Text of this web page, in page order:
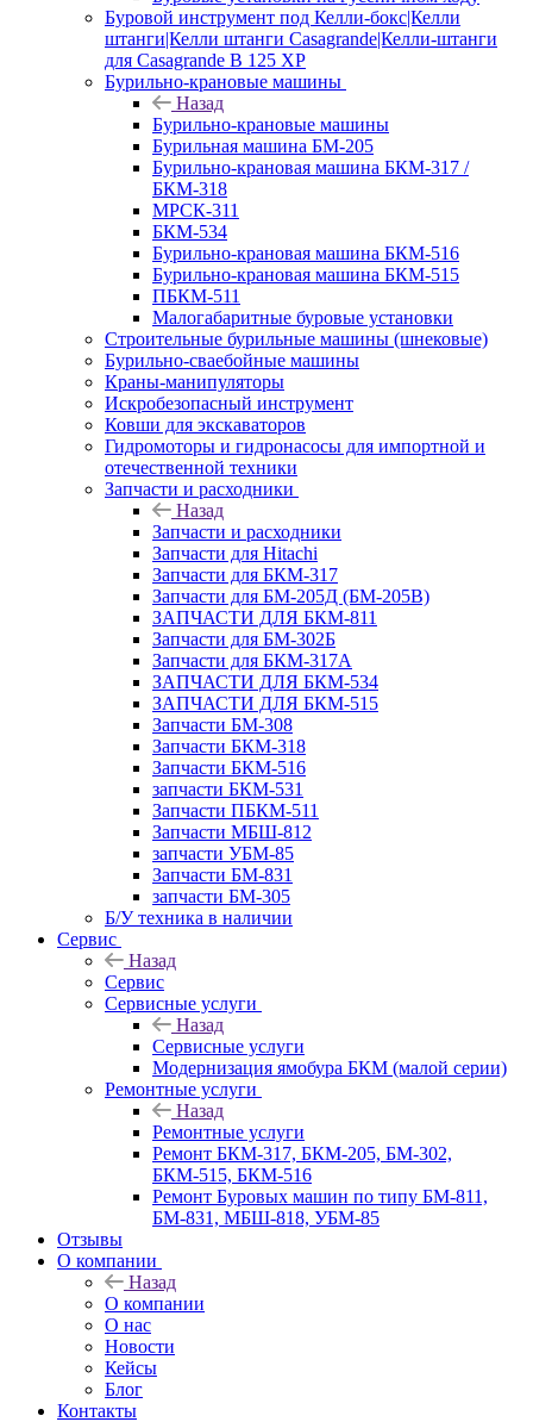
Буровой инструмент под Келли-бокс|Келли
штанги|Келли штанги Casagrande|Келли-штанги
для Casagrande B 125 XP
Бурильно-крановые машины
Назад
Бурильно-крановые машины
Бурильная машина БМ-205
Бурильно-крановая машина БКМ-317 /
БКМ-318
МРСК-311
БКМ-534
Бурильно-крановая машина БКМ-516
Бурильно-крановая машина БКМ-515
ПБКМ-511
Малогабаритные буровые установки
Строительные бурильные машины (шнековые)
Бурильно-сваебойные машины
Краны-манипуляторы
Искробезопасный инструмент
Ковши для экскаваторов
Гидромоторы и гидронасосы для импортной и
отечественной техники
Запчасти и расходники
Назад
Запчасти и расходники
Запчасти для Hitachi
Запчасти для БКМ-317
Запчасти для БМ-205Д (БМ-205В)
ЗАПЧАСТИ ДЛЯ БКМ-811
Запчасти для БМ-302Б
Запчасти для БКМ-317А
ЗАПЧАСТИ ДЛЯ БКМ-534
ЗАПЧАСТИ ДЛЯ БКМ-515
Запчасти БМ-308
Запчасти БКМ-318
Запчасти БКМ-516
запчасти БКМ-531
Запчасти ПБКМ-511
Запчасти МБШ-812
запчасти УБМ-85
Запчасти БМ-831
запчасти БМ-305
Б/У техника в наличии
Сервис
Назад
Сервис
Сервисные услуги
Назад
Сервисные услуги
Модернизация ямобура БКМ (малой серии)
Ремонтные услуги
Назад
Ремонтные услуги
Ремонт БКМ-317, БКМ-205, БМ-302,
БКМ-515, БКМ-516
Ремонт Буровых машин по типу БМ-811,
БМ-831, МБШ-818, УБМ-85
Отзывы
О компании
Назад
О компании
О нас
Новости
Кейсы
Блог
Контакты